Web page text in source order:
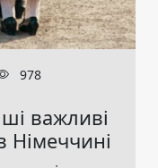
978
важливі
Німеччині